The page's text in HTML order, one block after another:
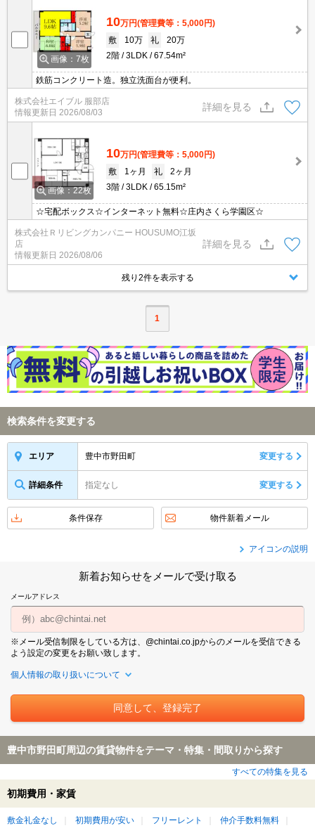
画像：7枚
10万円(管理費等：5,000円)
敷
10万 礼
20万
2階
3LDK 67.54m²
鉄筋コンクリート造。独立洗面台が便利。
株式会社エイブル 服部店
情報更新日 2026/08/03
詳細を見る
画像：22枚
10万円(管理費等：5,000円)
敷
1ヶ月 礼
2ヶ月
3階
3LDK 65.15m²
☆宅配ボックス☆インターネット無料☆庄内さくら学園区☆
株式会社Ｒリビングカンパニー HOUSUMO江坂
店
情報更新日 2026/08/06
詳細を見る
残り2件を表示する
1
検索条件を変更する
エリア 豊中市野田町 変更する
詳細条件 指定なし 変更する
条件保存 物件新着メール
アイコンの説明
新着お知らせをメールで受け取る
メールアドレス
※メール受信制限をしている方は、@chintai.co.jpからのメールを受信できる
よう設定の変更をお願い致します。
個人情報の取り扱いについて
豊中市野田町周辺の賃貸物件をテーマ・特集・間取りから探す
すべての特集を見る
初期費用・家賃
敷金礼金なし 初期費用が安い フリーレント
仲介手数料無料